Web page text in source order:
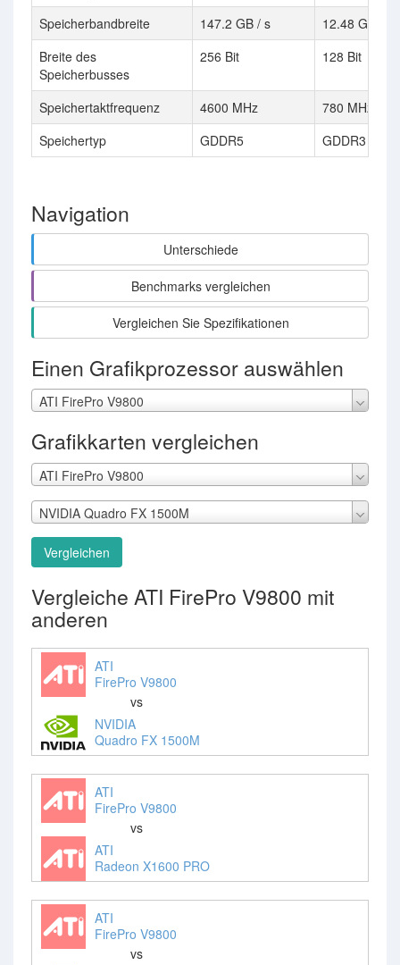
Speicherbandbreite 147.2 GB / s
12.48 GB / s
Breite des
Speicherbusses
256 Bit 128 Bit
Speichertaktfrequenz 4600 MHz
780 MHz
Speichertyp
GDDR5 GDDR3
Navigation
Unterschiede
Benchmarks vergleichen
Vergleichen Sie Spezifikationen
Einen Grafikprozessor auswählen
ATI FirePro V9800
Grafikkarten vergleichen
ATI FirePro V9800
NVIDIA Quadro FX 1500M
Vergleichen
Vergleiche ATI FirePro V9800 mit
anderen
ATI
FirePro V9800
vs
NVIDIA
Quadro FX 1500M
ATI
FirePro V9800
vs
ATI
Radeon X1600 PRO
ATI
FirePro V9800
vs